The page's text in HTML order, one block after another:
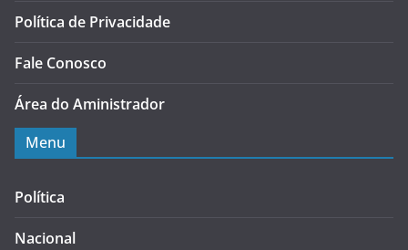
Política de Privacidade
Fale Conosco
Área do Aministrador
Menu
Política
Nacional